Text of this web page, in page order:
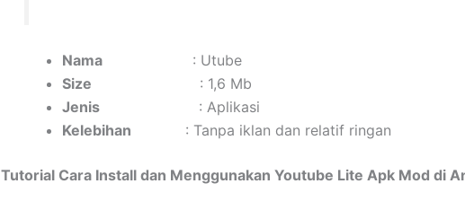
Nama : Utube
Size : 1,6 Mb
Jenis : Aplikasi
Kelebihan : Tanpa iklan dan relatif ringan
Tutorial Cara Install dan Menggunakan Youtube Lite Apk Mod di